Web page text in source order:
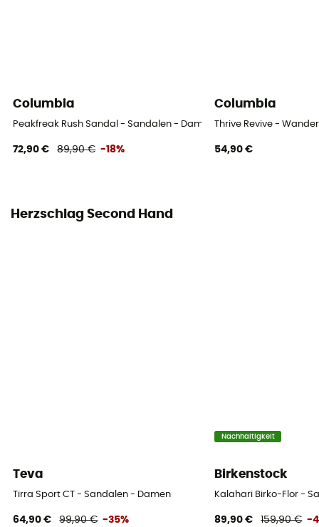
Columbia
Peakfreak Rush Sandal - Sandalen - Damen
72,90 € 89,90 € -18%
Columbia
Thrive Revive -
54,90 €
Herzschlag Second Hand
Teva
Tirra Sport CT - Sandalen - Damen
64,90 € 99,90 € -35%
Nachhaltigkeit
Birkenstock
Kalahari Birko-Flor -
89,90 € 159,90 € -